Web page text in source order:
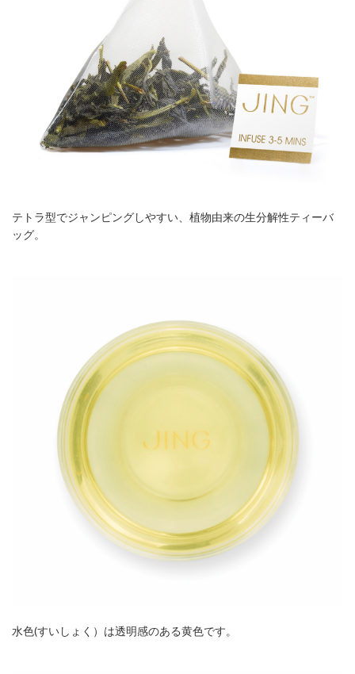
テトラ型でジャンピングしやすい、植物由来の生分解性ティーバ
ッグ。
水色(すいしょく）は透明感のある黄色です。